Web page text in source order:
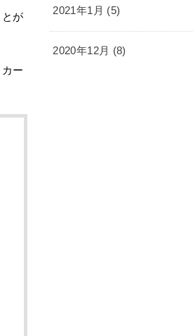
が
ー
2021年1月 (5)
2020年12月 (8)